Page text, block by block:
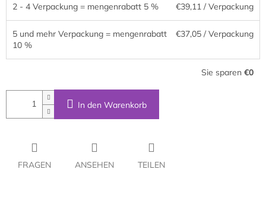
2 - 4 Verpackung = mengenrabatt 5 % €39,11 / Verpackung
5 und mehr Verpackung = mengenrabatt
10 %
€37,05 / Verpackung
Sie sparen €0
In den Warenkorb
FRAGEN ANSEHEN TEILEN